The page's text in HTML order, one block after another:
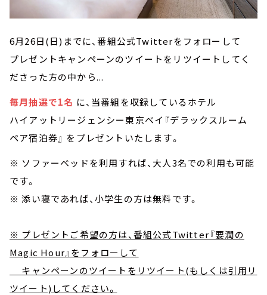
6月26日(日)までに、番組公式Twitterをフォローして
プレゼントキャンペーンのツイートをリツイートしてく
ださった方の中から...
毎月抽選で1名 に、当番組を収録しているホテル
ハイアットリージェンシー東京ベイ『デラックスルーム
ペア宿泊券』 をプレゼントいたします。
※ ソファーベッドを利用すれば、大人3名での利用も可能
です。
※ 添い寝であれば、小学生の方は無料です。
※ プレゼントご希望の方は、番組公式Twitter『要潤の
Magic Hour』をフォローして
キャンペーンのツイートをリツイート(もしくは引用リ
ツイート)してください。